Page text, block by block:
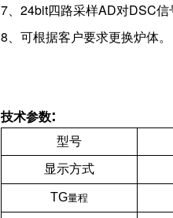
7、24bit四路采样AD对DSC信
8、可根据客户要求更换炉体。
技术参数:
型号
显示方式
TG量程